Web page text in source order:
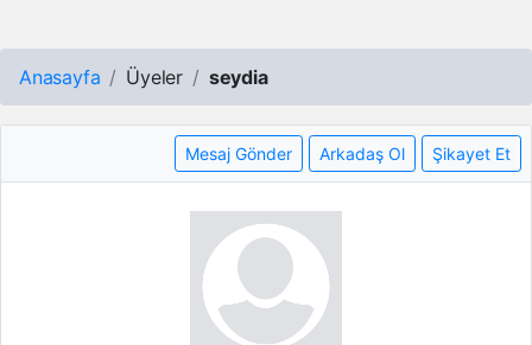
Anasayfa Üyeler seydia
Mesaj Gönder Arkadaş Ol Şikayet Et